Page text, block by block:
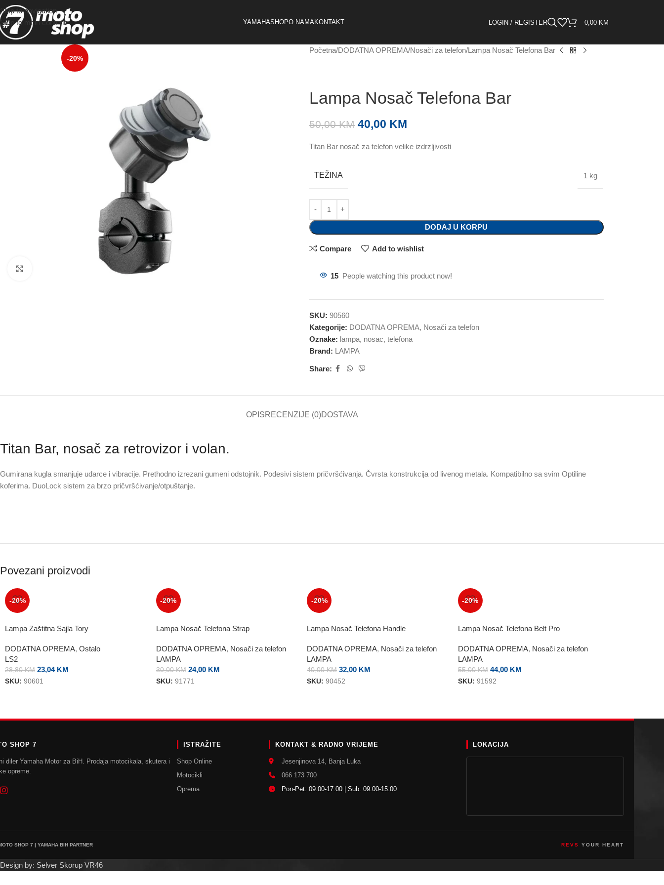
Skip to navigation
Skip to main content
YAMAHASHOPO NAMAKONTAKT LOGIN / REGISTER 0,00 KM
-20%
Početna DODATNA OPREMA Nosači za telefon Lampa Nosač Telefona Bar
Lampa Nosač Telefona Bar
50,00KM 40,00 KM
Titan Bar nosač za telefon velike izdrzljivosti
TEŽINA 1 kg
DODAJ U KORPU
Compare Add to wishlist
15 People watching this product now!
SKU: 90560
Kategorije: DODATNA OPREMA, Nosači za telefon
Oznake: lampa, nosac, telefona
Brand: LAMPA
Share:
OPISRECENZIJE (0)DOSTAVA
Titan Bar, nosač za retrovizor i volan.
Gumirana kugla smanjuje udarce i vibracije. Prethodno izrezani gumeni odstojnik. Podesivi sistem pričvršćivanja. Čvrsta konstrukcija od livenog metala. Kompatibilno sa svim Optiline
koferima. DuoLock sistem za brzo pričvršćivanje/otpuštanje.
Povezani proizvodi
-20%
Lampa Zaštitna Sajla Tory
DODATNA OPREMA, Ostalo
LS2
28,80KM 23,04 KM
SKU: 90601
-20%
Lampa Nosač Telefona Strap
DODATNA OPREMA, Nosači za telefon
LAMPA
30,00KM 24,00 KM
SKU: 91771
-20%
Lampa Nosač Telefona Handle
DODATNA OPREMA, Nosači za telefon
LAMPA
40,00KM 32,00 KM
SKU: 90452
-20%
Lampa Nosač Telefona Belt Pro
DODATNA OPREMA, Nosači za telefon
LAMPA
55,00KM 44,00 KM
SKU: 91592
SHOP 7
diler Yamaha Motor za BiH. Prodaja motocikala, skutera i
opreme.
ISTRAŽITE
Shop Online
Motocikli
Oprema
KONTAKT & RADNO VRIJEME
Jesenjinova 14, Banja Luka
066 173 700
Pon-Pet: 09:00-17:00 | Sub: 09:00-15:00
LOKACIJA
SHOP 7 | YAMAHA BIH PARTNER REVS YOUR HEART
Design by: Selver Skorup VR46